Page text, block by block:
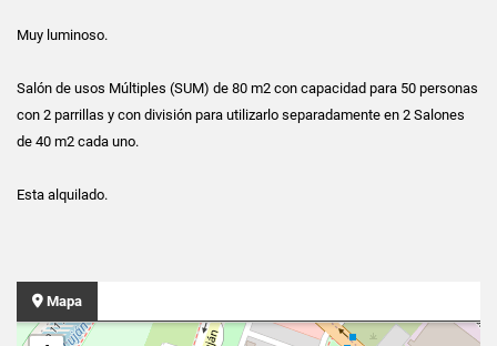
Muy luminoso.
Salón de usos Múltiples (SUM) de 80 m2 con capacidad para 50 personas
con 2 parrillas y con división para utilizarlo separadamente en 2 Salones
de 40 m2 cada uno.
Esta alquilado.
Mapa